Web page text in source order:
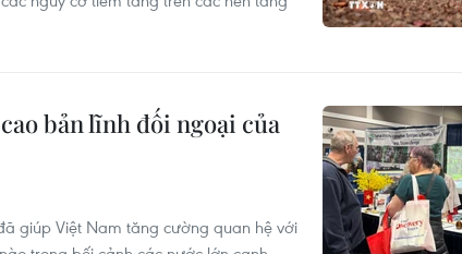
bản lĩnh đối ngoại của
giúp Việt Nam tăng cường quan hệ với